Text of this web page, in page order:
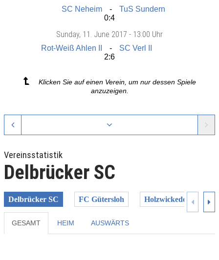
SC Neheim
TuS Sundern
0:4
Sunday, 11. June 2017 - 13:00 Uhr
Rot-Weiß Ahlen II
SC Verl II
2:6
Klicken Sie auf einen Verein, um nur dessen Spiele
anzuzeigen.
Vereinsstatistik
Delbrücker SC
Delbrücker SC FC Gütersloh Holzwickeder SC
GESAMT HEIM AUSWÄRTS